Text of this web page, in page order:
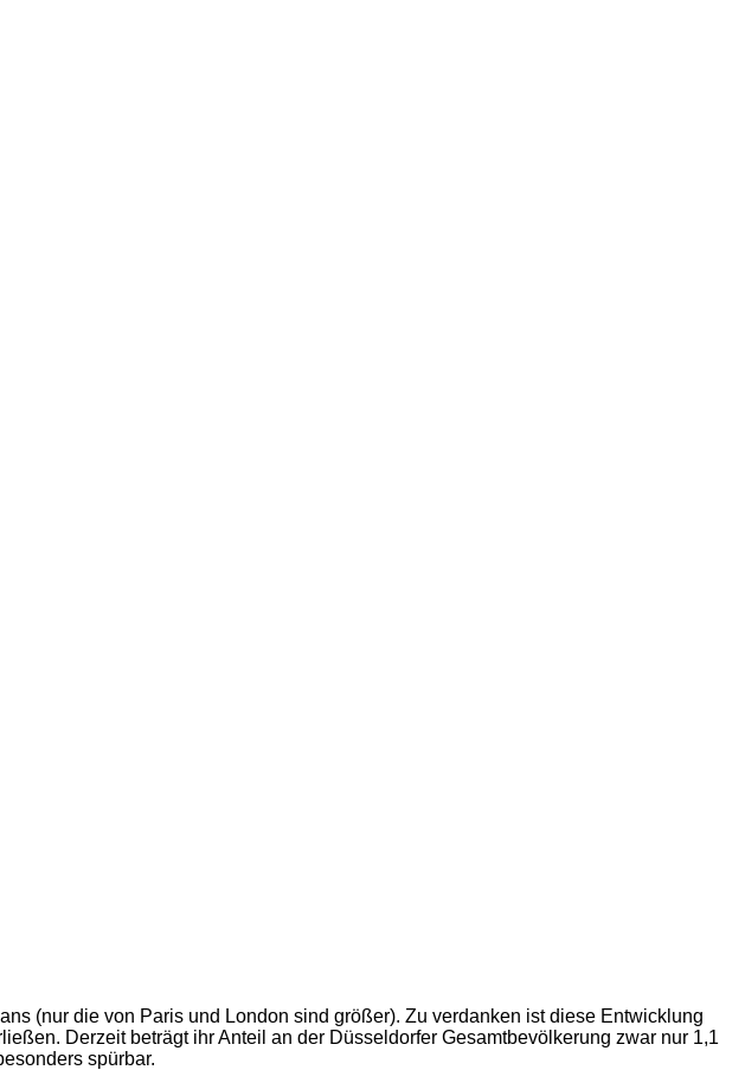
(nur die von Paris und London sind größer). Zu verdanken ist diese Entwicklung
Derzeit beträgt ihr Anteil an der Düsseldorfer Gesamtbevölkerung zwar nur 1,1
spürbar.